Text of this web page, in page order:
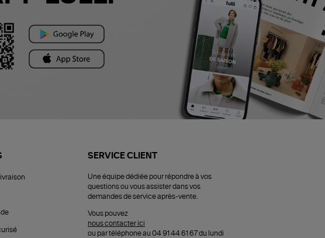
SERVICE CLIENT
Une équipe dédiée pour répondre à vos
questions ou vous assister dans vos
demandes de service après-vente.
Vous pouvez
nous contacter ici
ou par téléphone au 04 91 44 61 67 du lundi